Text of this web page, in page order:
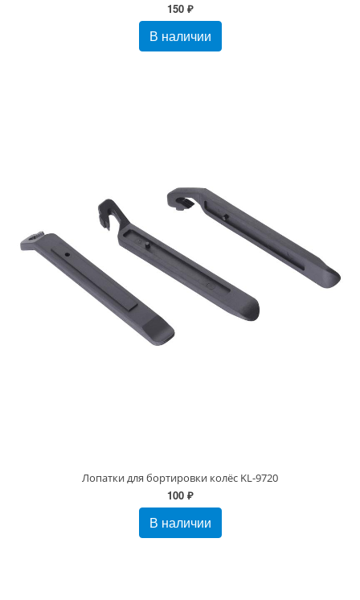
150 ₽
В наличии
Лопатки для бортировки колёс KL-9720
100 ₽
В наличии